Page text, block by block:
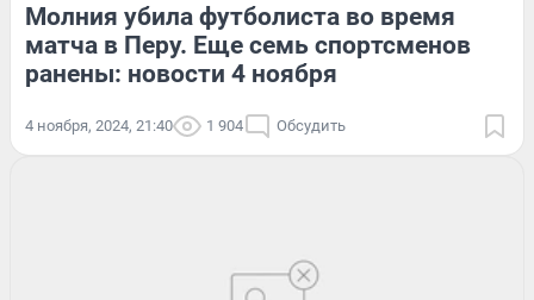
Молния убила футболиста во время
матча в Перу. Еще семь спортсменов
ранены: новости 4 ноября
4 ноября, 2024, 21:40 1 904 Обсудить